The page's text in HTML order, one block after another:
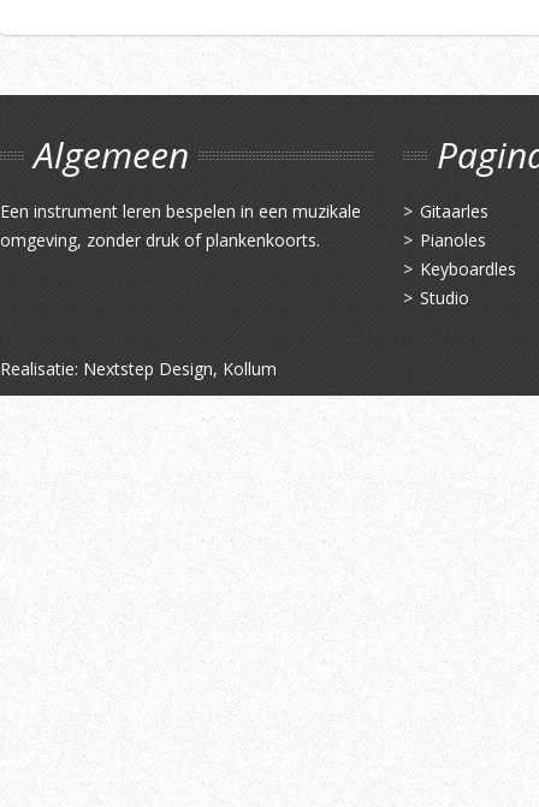
Algemeen
Een instrument leren bespelen in een muzikale
omgeving, zonder druk of plankenkoorts.
Gitaarles
Pianoles
Keyboardles
Studio
Realisatie: Nextstep Design, Kollum